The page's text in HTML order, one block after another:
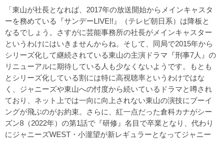
「東山が社長となれば、2017年の放送開始からメインキャスタ
ーを務めている『サンデーLIVE!!』（テレビ朝日系）は降板と
なるでしょう。さすがに芸能事務所の社長がメインキャスター
というわけにはいきませんからね。そして、同局で2015年から
シリーズ化して継続されている東山の主演ドラマ『刑事7人』の
リニューアルに期待している人も少なくないようです。もとも
とシリーズ化している割には特に高視聴率というわけではな
く、ジャニーズや東山への忖度から続いているドラマと噂され
ており、ネット上では一向に向上されない東山の演技にブーイ
ングが飛ぶのがお約束。さらに、紅一点だった倉科カナがシー
ズン8（2022年）の第1話で『研修』名目で卒業となり、代わり
にジャニーズWEST・小瀧望が新レギュラーとなってジャニー